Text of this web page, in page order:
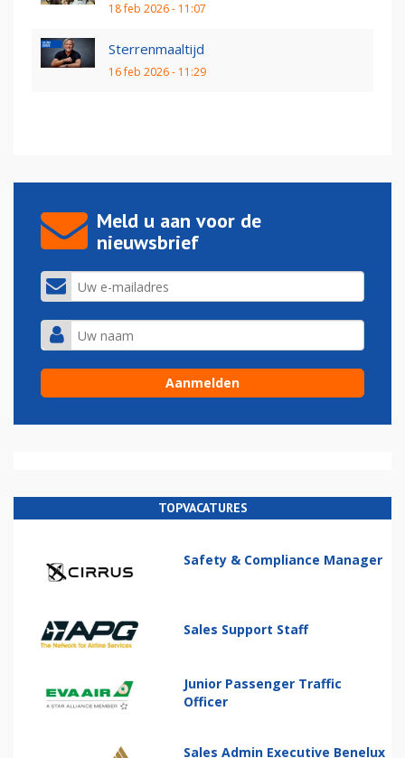
18 feb 2026 - 11:07
Sterrenmaaltijd
16 feb 2026 - 11:29
Meld u aan voor de
nieuwsbrief
TOPVACATURES
Safety & Compliance Manager
Sales Support Staff
Junior Passenger Traffic
Officer
Sales Admin Executive Benelux